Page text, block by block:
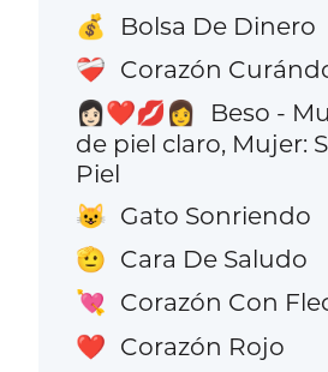
💰 Bolsa De Dinero
❤️‍🩹 Corazón
👩🏻‍❤️‍💋‍👩
Beso -
de piel claro, Mujer:
Piel
😺 Gato Sonriendo
🫡 Cara De Saludo
💘 Corazón Con
❤️ Corazón Rojo